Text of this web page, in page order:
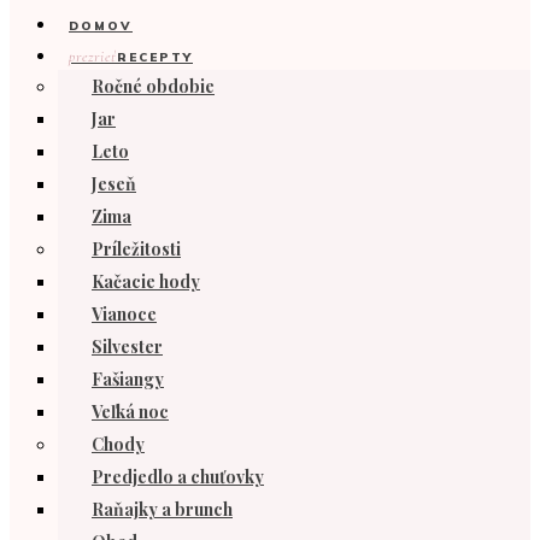
DOMOV
prezrieťRECEPTY
Ročné obdobie
Jar
Leto
Jeseň
Zima
Príležitosti
Kačacie hody
Vianoce
Silvester
Fašiangy
Veľká noc
Chody
Predjedlo a chuťovky
Raňajky a brunch